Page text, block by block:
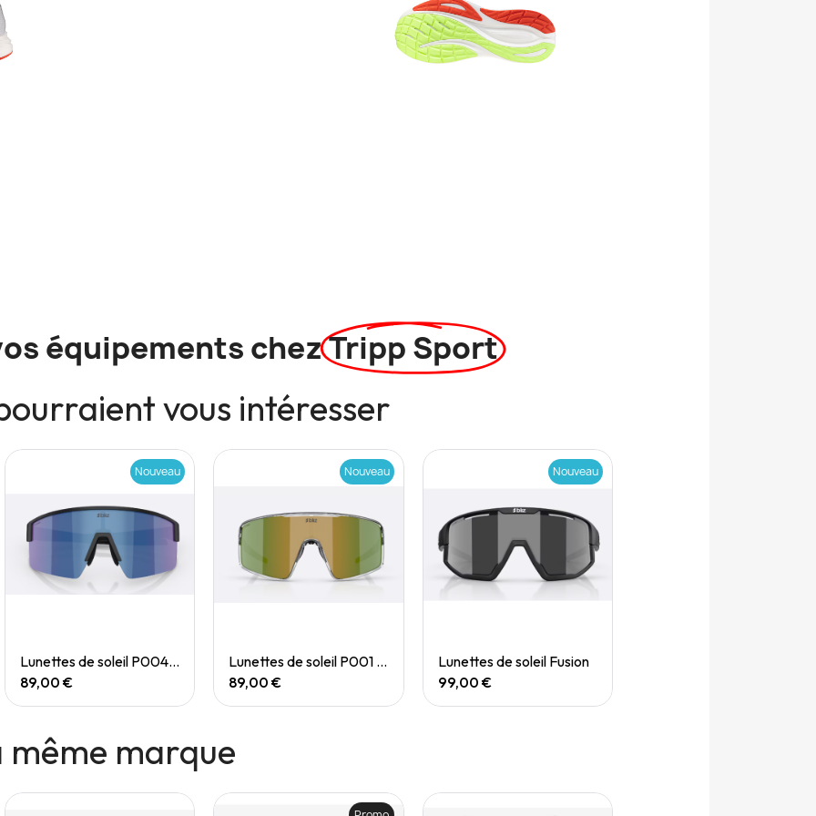
équipements chezTripp Sport
vous intéresser
Quick View
Nouveau
Lunettes de soleil P004 Small
89,00 €
Quick View
Nouveau
Lunettes de soleil P001 Small
89,00 €
Quick View
Nouveau
Lunettes de soleil Fusion
99,00 €
même marque